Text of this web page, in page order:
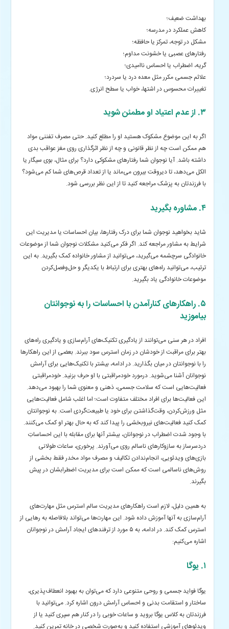
بهداشت ضعیف؛
کاهش عملکرد در مدرسه؛
مشکل در توجه، تمرکز یا حافظه؛
رفتارهای عصبی یا خشونت مداوم؛
گریه، اضطراب یا احساس ناامیدی؛
علائم جسمی مکرر مثل معده درد یا سردرد؛
تغییرات محسوس در اشتها، خواب یا سطح انرژی.
۳. از عدم‌ اعتیاد او مطمئن شوید
اگر به این موضوع مشکوک هستید او را مطلع کنید. حتی مصرف تفننی مواد
هم ممکن است چه از نظر قانونی و چه از نظر اثرگذاری روی مغز عواقب بدی
داشته باشد. آیا نوجوان شما رفتارهای مشکوکی دارد؟ برای مثال، بوی سیگار یا
الکل می‌دهد، تا دیروقت بیرون می‌ماند یا از تعداد قرص‌های شما کم می‌شود؟
با فرزندتان به پزشک مراجعه کنید تا از این نظر بررسی شود.
۴. مشاوره بگیرید
شاید بخواهید نوجوان شما برای درک رفتارها، بیان احساسات یا مدیریت این
شرایط به مشاور مراجعه کند. اگر فکر می‌کنید مشکلات نوجوان شما از موضوعات
خانوادگی سرچشمه می‌گیرید، می‌توانید از مشاور خانواده کمک بگیرید. به این
ترتیب، می‌توانید راه‌های بهتری برای ارتباط با یکدیگر و حل‌وفصل‌کردن
موضوعات خانوادگی یاد بگیرید.
۵. راهکارهای کنارآمدن با احساسات را به نوجوانتان
بیاموزید
افراد در هر سنی می‌توانند از یادگیری تکنیک‌های آرام‌سازی و یادگیری راه‌های
بهتر برای مراقبت از خودشان در زمان استرس سود ببرند. بعضی از این راهکارها
را با نوجوانتان در میان بگذارید. در ادامه، بیشتر با تکنیک‌هایی برای آرامش
نوجوانان آشنا می‌شوید.درمورد خودمراقبتی با او حرف بزنید. خودمراقبتی
فعالیت‌هایی است که سلامت جسمی، ذهنی و معنوی شما را بهبود می‌دهد.
این فعالیت‌ها برای افراد مختلف متفاوت است؛ اما اغلب شامل فعالیت‌هایی
مثل ورزش‌کردن، وقت‌گذاشتن برای خود یا طبیعت‌گردی است. به نوجوانتان
کمک کنید فعالیت‌های نیروبخشی را پیدا کند که به حال بهتر او کمک می‌کنند.
با وجود شدت اضطراب در نوجوانان، بیشتر آنها برای مقابله با این احساساتِ
دردسرساز به سازوکارهای ناسالم روی می‌آورند. پرخوری، ساعات طولانی
بازی‌های ویدئویی، انجام‌ندادن تکالیف و مصرف مواد مخدر فقط بخشی از
روش‌های ناسالمی است که ممکن است برای مدیریت اضطرابشان در پیش
بگیرند.
به همین دلیل، لازم است راهکارهای مدیریت سالم استرس مثل مهارت‌های
آرام‌سازی به آنها آموزش داده شود. این مهارت‌ها می‌تواند بلافاصله به رهایی از
استرس کمک کند. در ادامه، به ۵ مورد از ترفندهای ایجاد آرامش در نوجوانان
اشاره می‌کنیم:
۱. یوگا
یوگا فواید جسمی و روحی متنوعی دارد که می‌توان به بهبود انعطاف‌پذیری،
ساختار و استقامت بدنی و احساس آرامش درون اشاره کرد. می‌توانید با
فرزندتان به کلاس یوگا بروید و ساعات خوبی را در کنار هم سپری کنید یا از
ویدئوهای آموزشی استفاده کنید و به‌صورت شخصی در خانه تمرین کنید.